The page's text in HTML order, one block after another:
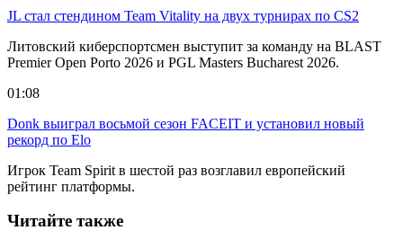
JL стал стендином Team Vitality на двух турнирах по CS2
Литовский киберспортсмен выступит за команду на BLAST
Premier Open Porto 2026 и PGL Masters Bucharest 2026.
01:08
Donk выиграл восьмой сезон FACEIT и установил новый
рекорд по Elo
Игрок Team Spirit в шестой раз возглавил европейский
рейтинг платформы.
Читайте также